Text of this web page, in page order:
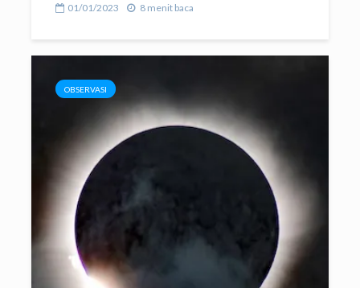
01/01/2023 8 menit baca
OBSERVASI